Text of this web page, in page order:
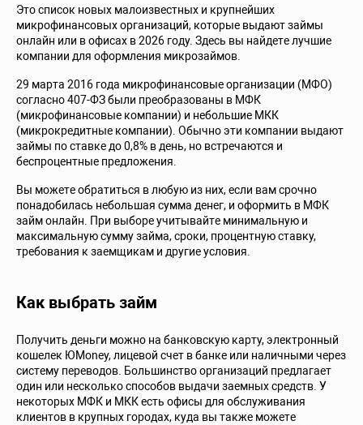
Это список новых малоизвестных и крупнейших
микрофинансовых организаций, которые выдают займы
онлайн или в офисах в 2026 году. Здесь вы найдете лучшие
компании для оформления микрозаймов.
29 марта 2016 года микрофинансовые организации (МФО)
согласно 407-ФЗ были преобразованы в МФК
(микрофинансовые компании) и небольшие МКК
(микрокредитные компании). Обычно эти компании выдают
займы по ставке до 0,8% в день, но встречаются и
беспроцентные предложения.
Вы можете обратиться в любую из них, если вам срочно
понадобилась небольшая сумма денег, и оформить в МФК
займ онлайн. При выборе учитывайте минимальную и
максимальную сумму займа, сроки, процентную ставку,
требования к заемщикам и другие условия.
Как выбрать займ
Получить деньги можно на банковскую карту, электронный
кошелек ЮMoney, лицевой счет в банке или наличными через
систему переводов. Большинство организаций предлагает
один или несколько способов выдачи заемных средств. У
некоторых МФК и МКК есть офисы для обслуживания
клиентов в крупных городах, куда вы также можете